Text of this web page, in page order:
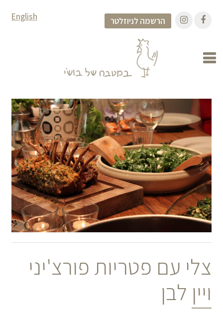
הרשמה לניוזלטר English
צלי עם פטריות פורצ'יני
ויין לבן